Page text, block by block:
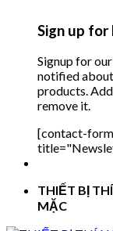
Sign up
Signup for
notified
products.
remove it.
[contact-
THIẾT BỊ
MẶC